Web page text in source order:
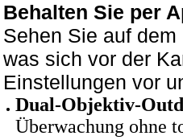
Behalten Sie per
Sehen Sie auf
was sich vor der
Einstellungen vor
Dual-Objektiv-
Überwachung ohne